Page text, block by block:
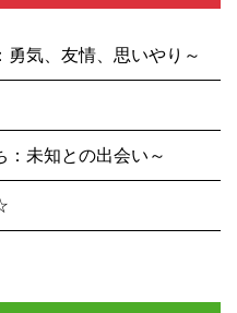
勇気、友情、思いやり～
：未知との出会い～